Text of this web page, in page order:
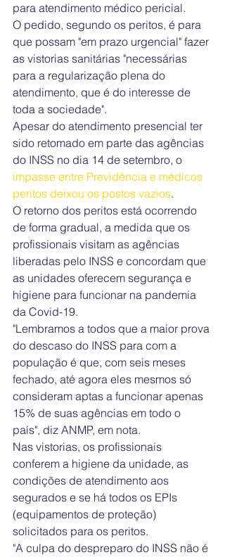
para atendimento médico pericial.
O pedido, segundo os peritos, é para
que possam "em prazo urgencial" fazer
as vistorias sanitárias "necessárias
para a regularização plena do
atendimento, que é do interesse de
toda a sociedade".
Apesar do atendimento presencial ter
sido retomado em parte das agências
do INSS no dia 14 de setembro, o
impasse entre Previdência e médicos
peritos deixou os postos vazios.
O retorno dos peritos está ocorrendo
de forma gradual, a medida que os
profissionais visitam as agências
liberadas pelo INSS e concordam que
as unidades oferecem segurança e
higiene para funcionar na pandemia
da Covid-19.
"Lembramos a todos que a maior prova
do descaso do INSS para com a
população é que, com seis meses
fechado, até agora eles mesmos só
consideram aptas a funcionar apenas
15% de suas agências em todo o
país", diz ANMP, em nota.
Nas vistorias, os profissionais
conferem a higiene da unidade, as
condições de atendimento aos
segurados e se há todos os EPIs
(equipamentos de proteção)
solicitados para os peritos.
"A culpa do despreparo do INSS não é